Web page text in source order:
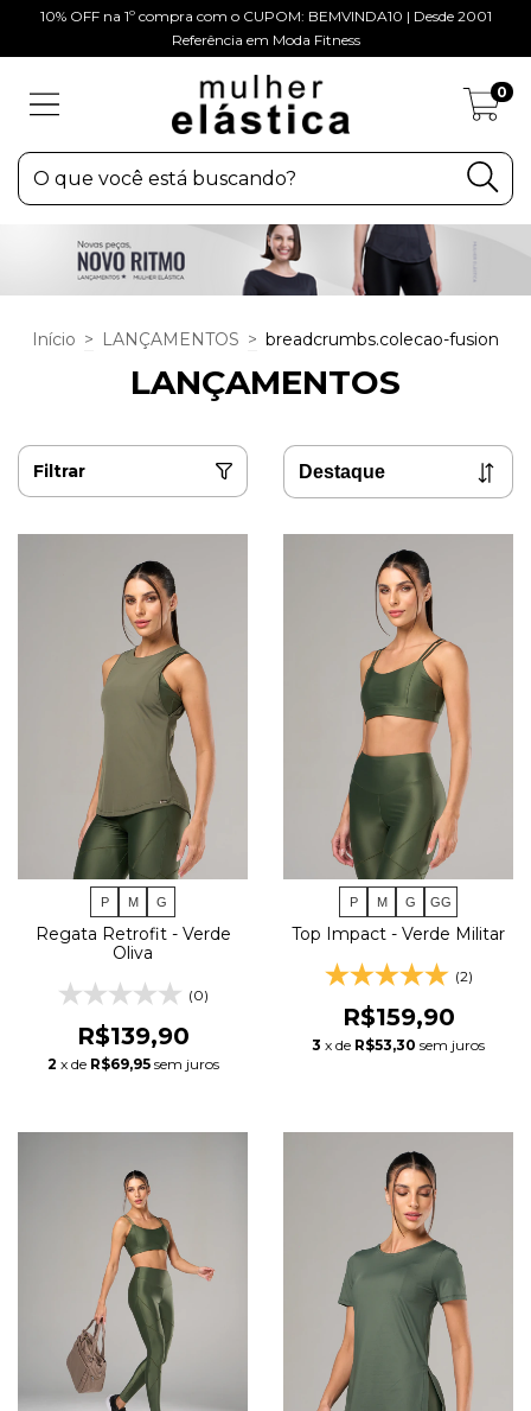
10% OFF na 1º compra com o CUPOM: BEMVINDA10 | Desde 2001
Referência em Moda Fitness
0
Início > LANÇAMENTOS > breadcrumbs.colecao-fusion
LANÇAMENTOS
Filtrar
P M G
Regata Retrofit - Verde
Oliva
(0)
R$139,90
2 x de R$69,95 sem juros
P M G GG
Top Impact - Verde Militar
(2)
R$159,90
3 x de R$53,30 sem juros